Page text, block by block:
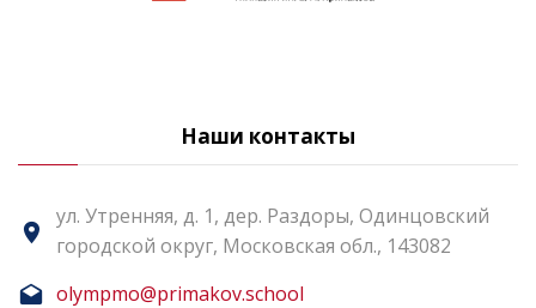
Наши контакты
ул. Утренняя, д. 1, дер. Раздоры, Одинцовский
городской округ, Московская обл., 143082
olympmo@primakov.school